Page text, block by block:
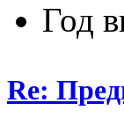
Год
Re: